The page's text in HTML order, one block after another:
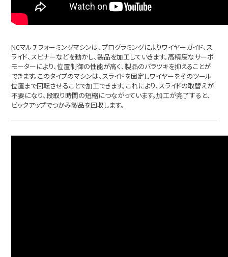
NCマルチフォーミングマシンは、プログラミングによりワイヤーガイド、ス
ライド、スピナーなどを動かし、製品を加工していきます。高精度なサーボ
モーターにより、位置制御の性能が高く、製品のバラツキを抑えることが
できます。このタイプのマシンは、スライドを固定しワイヤーをそのツール
位置まで回転させることで加工できます。これにより、スライドの取替えが
不要になり、段取り時間の短縮につながっています。加工が完了すると、
ピックアップでつかみ製品を回収します。